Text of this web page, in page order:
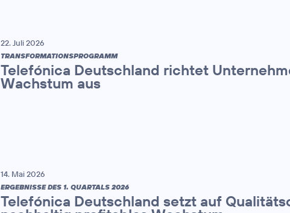
22. Juli 2026
TRANSFORMATIONSPROGRAMM
Telefónica Deutschland richtet
Wachstum aus
14. Mai 2026
ERGEBNISSE DES 1. QUARTALS 2026
Telefónica Deutschland setzt auf